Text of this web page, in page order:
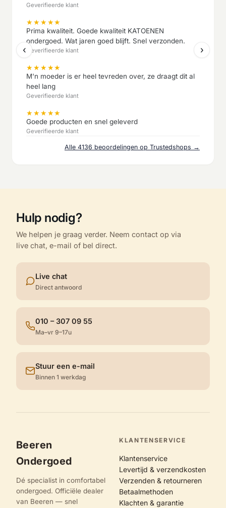
Geverifieerde klant
★★★★★
Prima kwaliteit. Goede kwaliteit KATOENEN
ondergoed. Wat jaren goed blijft. Snel verzonden.
Geverifieerde klant
★★★★★
M'n moeder is er heel tevreden over, ze draagt dit al
heel lang
Geverifieerde klant
★★★★★
Goede producten en snel geleverd
Geverifieerde klant
‹ ›
Alle 4136 beoordelingen op Trustedshops →
Hulp nodig?
We helpen je graag verder. Neem contact op via
live chat, e-mail of bel direct.
Live chat
Direct antwoord
010 – 307 09 55
Ma–vr 9–17u
Stuur een e-mail
Binnen 1 werkdag
Beeren
Ondergoed
Dé specialist in comfortabel
ondergoed. Officiële dealer
van Beeren — snel
KLANTENSERVICE
Klantenservice
Levertijd & verzendkosten
Verzenden & retourneren
Betaalmethoden
Klachten & garantie